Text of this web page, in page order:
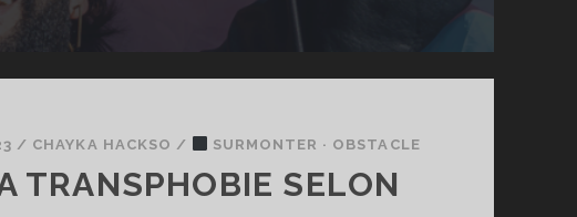
/ CHAYKA HACKSO / SURMONTER · OBSTACLE
TRANSPHOBIE SELON